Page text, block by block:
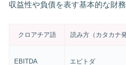
収益性や負債を表す基本的な財
クロアチア語 読み方（カタカナ発
EBITDA エビトダ